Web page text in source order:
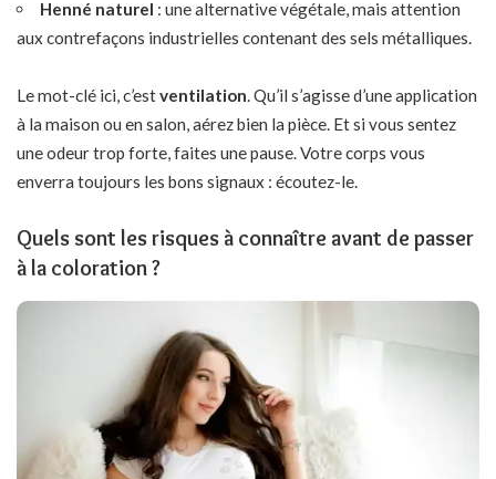
Henné naturel : une alternative végétale, mais attention
aux contrefaçons industrielles contenant des sels métalliques.
Le mot-clé ici, c’estventilation. Qu’il s’agisse d’une application
à la maison ou en salon, aérez bien la pièce. Et si vous sentez
une odeur trop forte, faites une pause. Votre corps vous
enverra toujours les bons signaux : écoutez-le.
Quels sont les risques à connaître avant de passer
à la coloration ?